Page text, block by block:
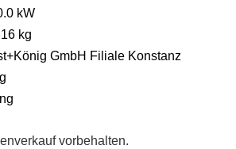
kW
kg
GmbH Filiale Konstanz
vorbehalten.